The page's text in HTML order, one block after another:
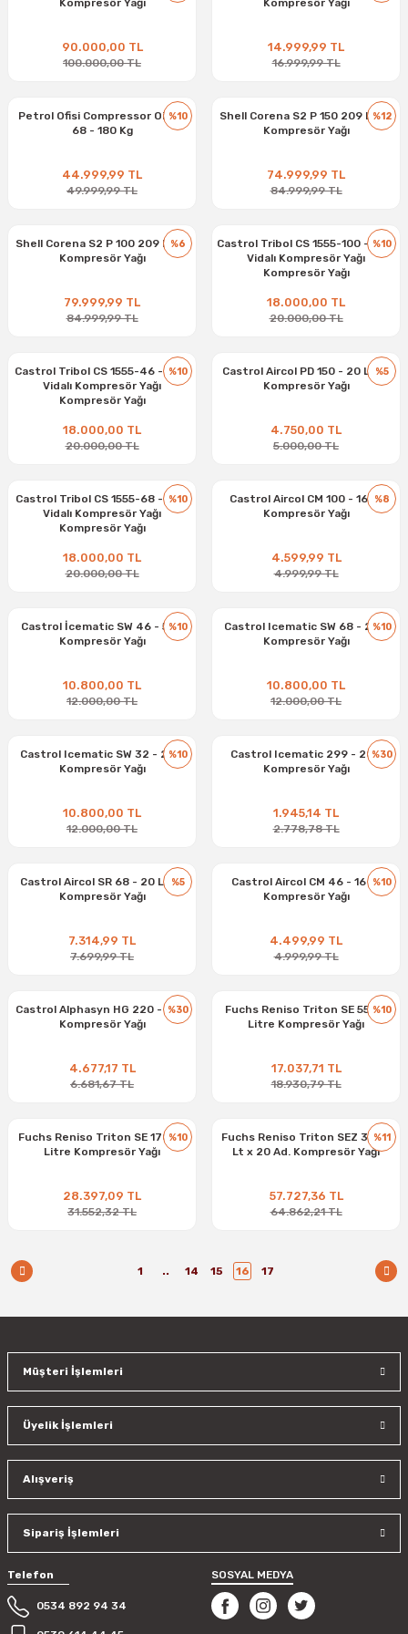
Kompresör Yağı
90.000,00 TL
100.000,00 TL
Kompresör Yağı
14.999,99 TL
16.999,99 TL
%10
Petrol Ofisi Compressor Oil XT
68 - 180 Kg
44.999,99 TL
49.999,99 TL
%12
Shell Corena S2 P 150 209 Litre
Kompresör Yağı
74.999,99 TL
84.999,99 TL
%6
Shell Corena S2 P 100 209 Litre
Kompresör Yağı
79.999,99 TL
84.999,99 TL
%10
Castrol Tribol CS 1555-100 - 20 L
Vidalı Kompresör Yağı
Kompresör Yağı
18.000,00 TL
20.000,00 TL
%10
Castrol Tribol CS 1555-46 - 20 L
Vidalı Kompresör Yağı
Kompresör Yağı
18.000,00 TL
20.000,00 TL
%5
Castrol Aircol PD 150 - 20 Litre
Kompresör Yağı
4.750,00 TL
5.000,00 TL
%10
Castrol Tribol CS 1555-68 - 20 L
Vidalı Kompresör Yağı
Kompresör Yağı
18.000,00 TL
20.000,00 TL
%8
Castrol Aircol CM 100 - 16 kg
Kompresör Yağı
4.599,99 TL
4.999,99 TL
%10
Castrol İcematic SW 46 - 5 Lt
Kompresör Yağı
10.800,00 TL
12.000,00 TL
%10
Castrol Icematic SW 68 - 20 L
Kompresör Yağı
10.800,00 TL
12.000,00 TL
%10
Castrol Icematic SW 32 - 20 L
Kompresör Yağı
10.800,00 TL
12.000,00 TL
%30
Castrol Icematic 299 - 20 L
Kompresör Yağı
1.945,14 TL
2.778,78 TL
%5
Castrol Aircol SR 68 - 20 Litre
Kompresör Yağı
7.314,99 TL
7.699,99 TL
%10
Castrol Aircol CM 46 - 16 kg
Kompresör Yağı
4.499,99 TL
4.999,99 TL
%30
Castrol Alphasyn HG 220 - 20 L
Kompresör Yağı
4.677,17 TL
6.681,67 TL
%10
Fuchs Reniso Triton SE 55 - 5
Litre Kompresör Yağı
17.037,71 TL
18.930,79 TL
%10
Fuchs Reniso Triton SE 170 - 5
Litre Kompresör Yağı
28.397,09 TL
31.552,32 TL
%11
Fuchs Reniso Triton SEZ 32 - 1
Lt x 20 Ad. Kompresör Yağı
57.727,36 TL
64.862,21 TL
1 .. 14 15 16 17
Müşteri İşlemleri
Üyelik İşlemleri
Alışveriş
Sipariş İşlemleri
Telefon
0534 892 94 34
SOSYAL MEDYA